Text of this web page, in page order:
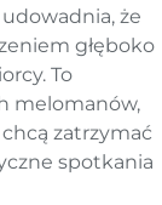
że
głęboko
To
melomanów,
zatrzymać
spotkania